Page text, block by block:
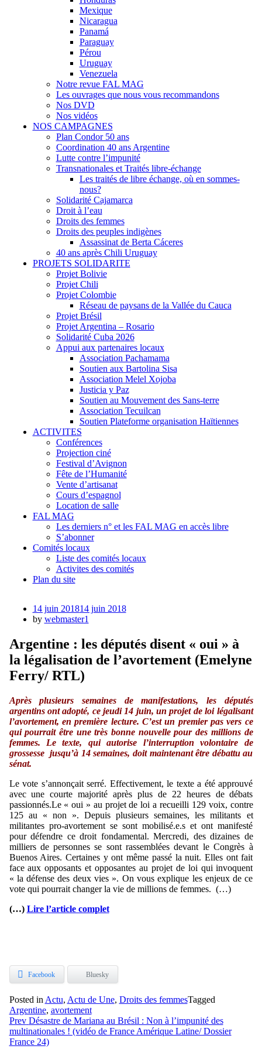
Mexique
Nicaragua
Panamá
Paraguay
Pérou
Uruguay
Venezuela
Notre revue FAL MAG
Les ouvrages que nous vous recommandons
Nos DVD
Nos vidéos
NOS CAMPAGNES
Plan Condor 50 ans
Coordination 40 ans Argentine
Lutte contre l’impunité
Transnationales et Traités libre-échange
Les traités de libre échange, où en sommes-
nous?
Solidarité Cajamarca
Droit à l’eau
Droits des femmes
Droits des peuples indigènes
Assassinat de Berta Cáceres
40 ans après Chili Uruguay
PROJETS SOLIDARITE
Projet Bolivie
Projet Chili
Projet Colombie
Réseau de paysans de la Vallée du Cauca
Projet Brésil
Projet Argentina – Rosario
Solidarité Cuba 2026
Appui aux partenaires locaux
Association Pachamama
Soutien aux Bartolina Sisa
Association Melel Xojoba
Justicia y Paz
Soutien au Mouvement des Sans-terre
Association Tecuilcan
Soutien Plateforme organisation Haïtiennes
ACTIVITES
Conférences
Projection ciné
Festival d’Avignon
Fête de l’Humanité
Vente d’artisanat
Cours d’espagnol
Location de salle
FAL MAG
Les derniers n° et les FAL MAG en accès libre
S’abonner
Comités locaux
Liste des comités locaux
Activites des comités
Plan du site
Posted
on
14 juin 201814 juin 2018
by webmaster1
Argentine : les députés disent « oui » à
la légalisation de l’avortement (Emelyne
Ferry/ RTL)
Après plusieurs semaines de manifestations, les députés
argentins ont adopté, ce jeudi 14 juin, un projet de loi légalisant
l’avortement, en première lecture. C’est un premier pas vers ce
qui pourrait être une très bonne nouvelle pour des millions de
femmes. Le texte, qui autorise l’interruption volontaire de
grossesse jusqu’à 14 semaines, doit maintenant être débattu au
sénat.
Le vote s’annonçait serré. Effectivement, le texte a été approuvé
avec une courte majorité après plus de 22 heures de débats
passionnés.Le « oui » au projet de loi a recueilli 129 voix, contre
125 au « non ». Depuis plusieurs semaines, les militants et
militantes pro-avortement se sont mobilisé.e.s et ont manifesté
pour défendre ce droit fondamental. Mercredi, des dizaines de
milliers de personnes se sont rassemblées devant le Congrès à
Buenos Aires. Certaines y ont même passé la nuit. Elles ont fait
face aux opposants et opposantes au projet de loi qui invoquent
« la défense des deux vies ». On vous explique les enjeux de ce
vote qui pourrait changer la vie de millions de femmes. (…)
(…) Lire l’article complet
Facebook Bluesky
Posted in Actu, Actu de Une, Droits des femmesTagged
Argentine, avortement
Navigation
de
Prev Désastre de Mariana au Brésil : Non à l’impunité des
multinationales ! (vidéo de France Amérique Latine/ Dossier
France 24)